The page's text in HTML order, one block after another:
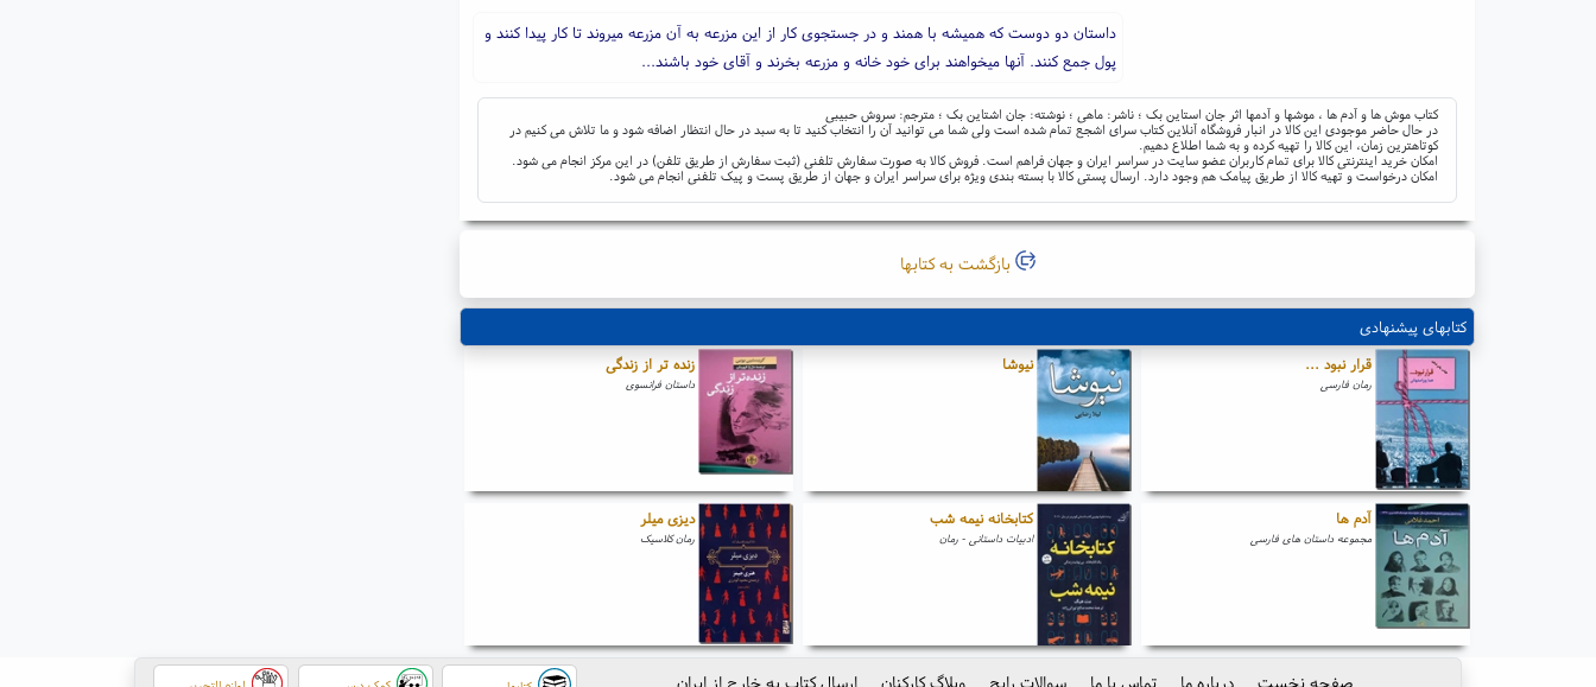
داستان دو دوست که همیشه با همند و در جستجوی کار از این مزرعه به آن مزرعه میروند تا کار پیدا کنند و
پول جمع کنند. آنها میخواهند برای خود خانه و مزرعه بخرند و آقای خود باشند...
کتاب موش ها و آدم ها ، موشها و آدمها اثر جان استاین بک ؛ ناشر: ماهی ؛ نوشته: جان اشتاین بک ؛ مترجم: سروش حبیبی
در حال حاضر موجودی این کالا در انبار فروشگاه آنلاین کتاب سرای اشجع تمام شده است ولی شما می توانید آن را انتخاب کنید تا به سبد در حال انتظار اضافه شود و ما تلاش می کنیم در
کوتاهترین زمان، این کالا را تهیه کرده و به شما اطلاع دهیم.
امکان خرید اینترنتی کالا برای تمام کاربران عضو سایت در سراسر ایران و جهان فراهم است. فروش کالا به صورت سفارش تلفنی (ثبت سفارش از طریق تلفن) در این مرکز انجام می شود.
امکان درخواست و تهیه کالا از طریق پیامک هم وجود دارد. ارسال پستی کالا با بسته بندی ویژه برای سراسر ایران و جهان از طریق پست و پیک تلفنی انجام می شود.
بازگشت به کتابها
کتابهای پیشنهادی
قرار نبود ...
رمان فارسی
نیوشا زنده تر از زندگی
داستان فرانسوی
آدم ها
مجموعه داستان های فارسی
کتابخانه نیمه شب
ادبیات داستانی - رمان
دیزی میلر
رمان کلاسیک
صفحه نخست درباره ما تماس با ما سوالات رایج وبلاگ کارکنان ارسال کتاب به خارج از ایران